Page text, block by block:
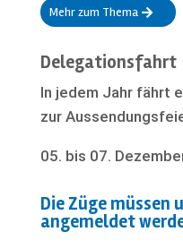
Mehr zum Thema
Delegationsfahrt
In jedem Jahr fährt
zur
05. bis 07.
Die Züge müssen
angemeldet